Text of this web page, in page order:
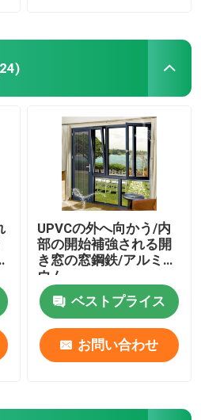
ィール
ール
ウインドウ
UPVCの外へ向かう/内
部の開始補強される開
き窓の窓鋼鉄/アルミニ
ウム
ベストプライス
お問い合わせ